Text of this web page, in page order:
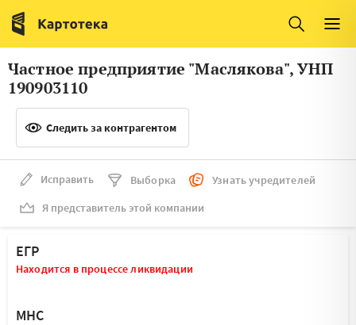
Италия
Люксембург
Литва
Латвия
Словения
Франция
Финляндия
Швеция
Мальта
Частное предприятие "Маслякова", УНП
190903110
Следить за контрагентом
Исправить Выборка
Узнать учредителей
Я представитель этой компании
ЕГР
Находится в процессе ликвидации
МНС